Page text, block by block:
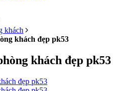
khách
khách đẹp pk53
khách đẹp pk53